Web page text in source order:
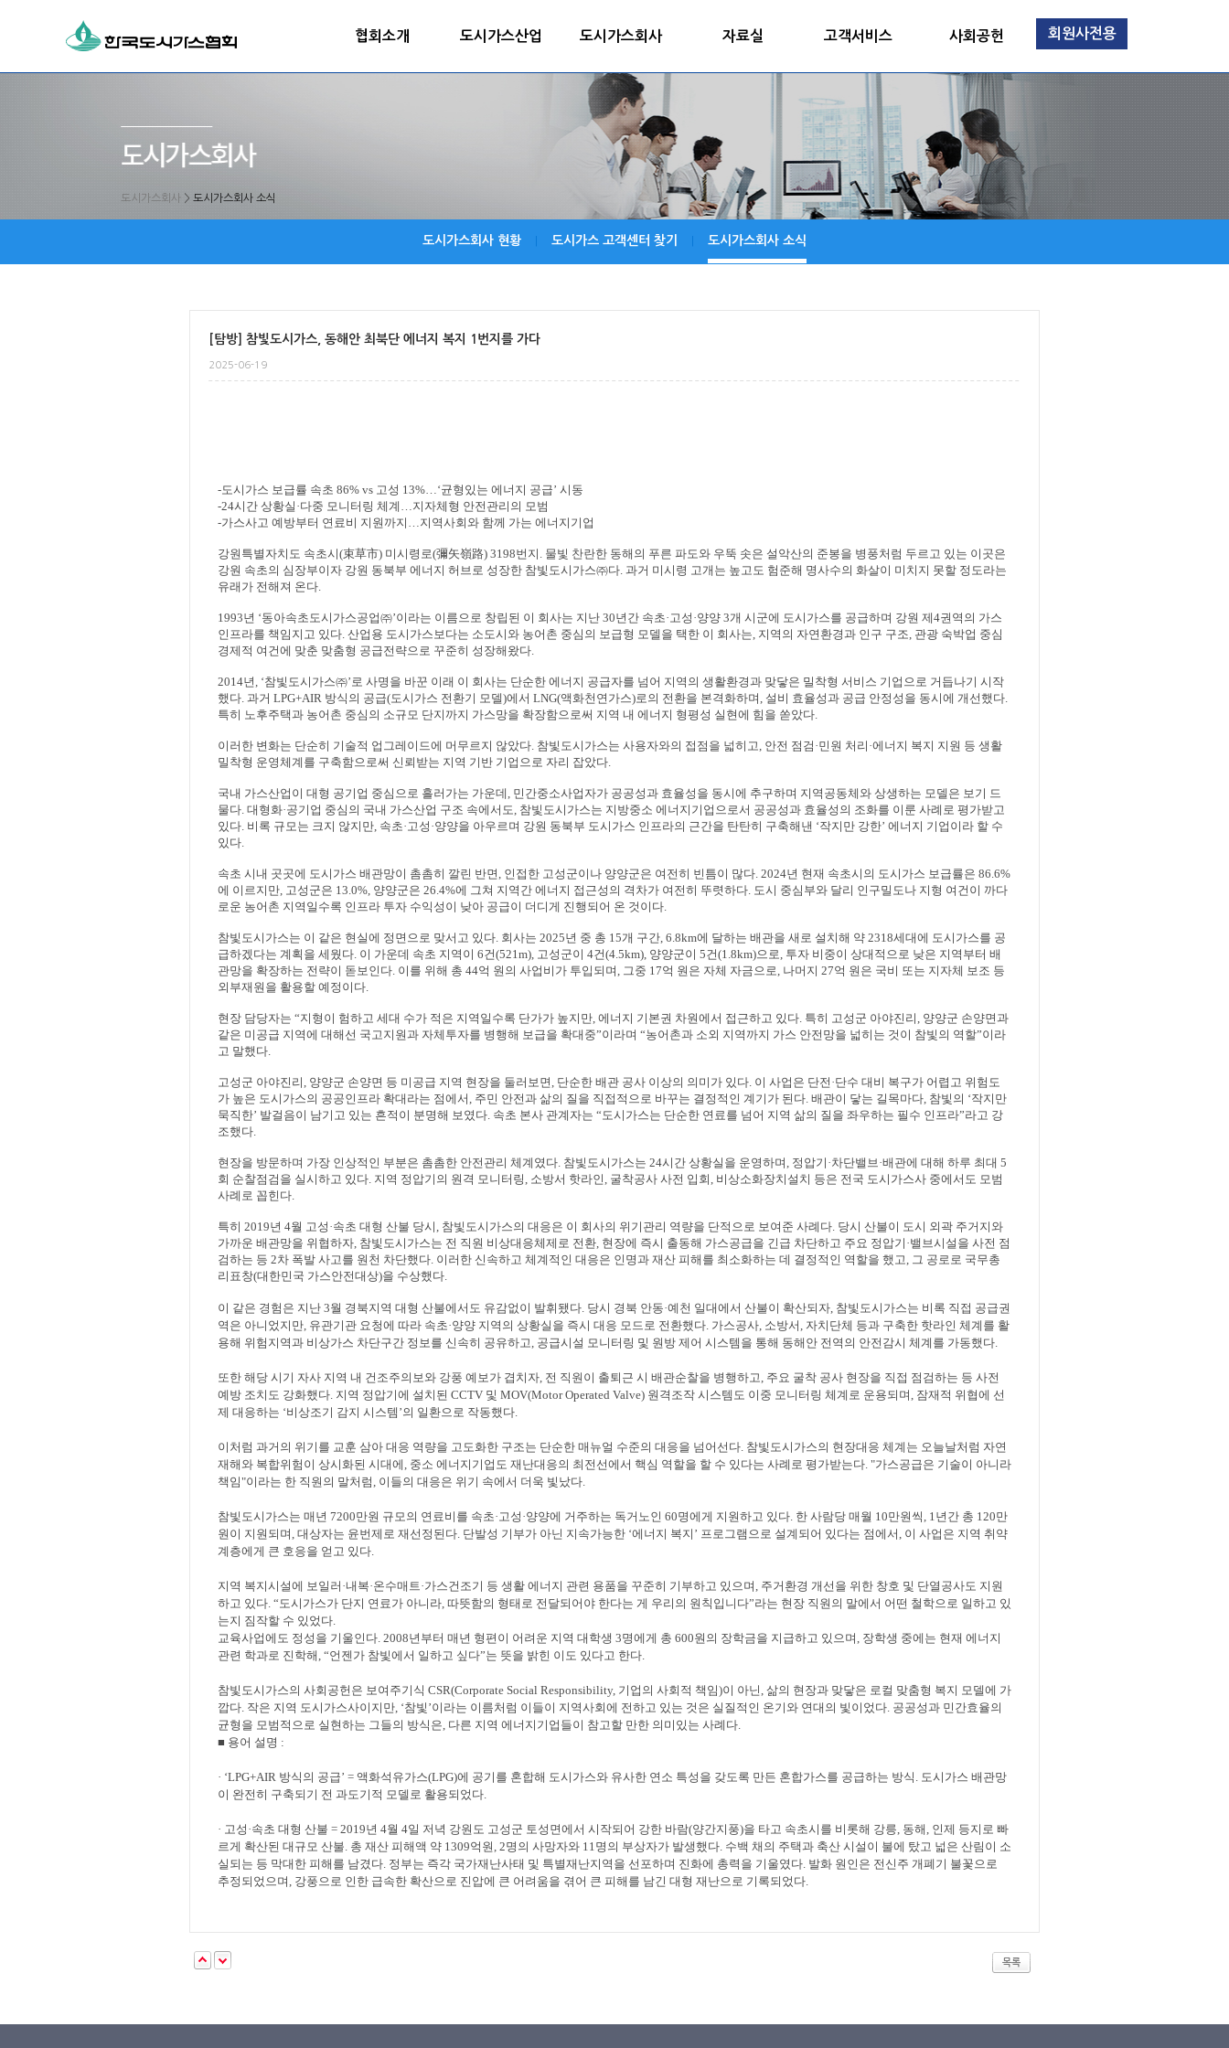
협회소개 도시가스산업 도시가스회사 자료실 고객서비스 사회공헌 회원사전용
도시가스회사 > 도시가스회사 소식
도시가스회사 현황 도시가스 고객센터 찾기 도시가스회사 소식
[탐방] 참빛도시가스, 동해안 최북단 에너지 복지 1번지를 가다
2025-06-19
-도시가스 보급률 속초 86% vs 고성 13%…‘균형있는 에너지 공급’ 시동
-24시간 상황실 ·다중 모니터링 체계 …지자체형 안전관리의 모범
-가스사고 예방부터 연료비 지원까지 …지역사회와 함께 가는 에너지기업
강원특별자치도 속초시(束草市) 미시령로(彌矢嶺路) 3198번지 . 물빛 찬란한 동해의 푸른 파도와 우뚝 솟은 설악산의 준봉을 병풍처럼 두르고 있는 이곳은
강원 속초의 심장부이자 강원 동북부 에너지 허브로 성장한 참빛도시가스㈜다. 과거 미시령 고개는 높고도 험준해 명사수의 화살이 미치지 못할 정도라는
유래가 전해져 온다.
1993년 ‘동아속초도시가스공업㈜’이라는 이름으로 창립된 이 회사는 지난 30년간 속초·고성 ·양양 3개 시군에 도시가스를 공급하며 강원 제4권역의 가스
인프라를 책임지고 있다. 산업용 도시가스보다는 소도시와 농어촌 중심의 보급형 모델을 택한 이 회사는, 지역의 자연환경과 인구 구조, 관광 숙박업 중심
경제적 여건에 맞춘 맞춤형 공급전략으로 꾸준히 성장해왔다.
2014년, ‘참빛도시가스㈜’로 사명을 바꾼 이래 이 회사는 단순한 에너지 공급자를 넘어 지역의 생활환경과 맞닿은 밀착형 서비스 기업으로 거듭나기 시작
했다. 과거 LPG+AIR 방식의 공급(도시가스 전환기 모델)에서 LNG(액화천연가스)로의 전환을 본격화하며, 설비 효율성과 공급 안정성을 동시에 개선했다.
특히 노후주택과 농어촌 중심의 소규모 단지까지 가스망을 확장함으로써 지역 내 에너지 형평성 실현에 힘을 쏟았다.
이러한 변화는 단순히 기술적 업그레이드에 머무르지 않았다. 참빛도시가스는 사용자와의 접점을 넓히고, 안전 점검 ·민원 처리 ·에너지 복지 지원 등 생활
밀착형 운영체계를 구축함으로써 신뢰받는 지역 기반 기업으로 자리 잡았다.
국내 가스산업이 대형 공기업 중심으로 흘러가는 가운데, 민간중소사업자가 공공성과 효율성을 동시에 추구하며 지역공동체와 상생하는 모델은 보기 드
물다. 대형화·공기업 중심의 국내 가스산업 구조 속에서도, 참빛도시가스는 지방중소 에너지기업으로서 공공성과 효율성의 조화를 이룬 사례로 평가받고
있다. 비록 규모는 크지 않지만, 속초·고성 ·양양을 아우르며 강원 동북부 도시가스 인프라의 근간을 탄탄히 구축해낸 ‘작지만 강한’ 에너지 기업이라 할 수
있다.
속초 시내 곳곳에 도시가스 배관망이 촘촘히 깔린 반면, 인접한 고성군이나 양양군은 여전히 빈틈이 많다. 2024년 현재 속초시의 도시가스 보급률은 86.6%
에 이르지만, 고성군은 13.0%, 양양군은 26.4%에 그쳐 지역간 에너지 접근성의 격차가 여전히 뚜렷하다. 도시 중심부와 달리 인구밀도나 지형 여건이 까다
로운 농어촌 지역일수록 인프라 투자 수익성이 낮아 공급이 더디게 진행되어 온 것이다.
참빛도시가스는 이 같은 현실에 정면으로 맞서고 있다. 회사는 2025년 중 총 15개 구간, 6.8km에 달하는 배관을 새로 설치해 약 2318세대에 도시가스를 공
급하겠다는 계획을 세웠다. 이 가운데 속초 지역이 6건(521m), 고성군이 4건(4.5km), 양양군이 5건(1.8km)으로, 투자 비중이 상대적으로 낮은 지역부터 배
관망을 확장하는 전략이 돋보인다. 이를 위해 총 44억 원의 사업비가 투입되며, 그중 17억 원은 자체 자금으로, 나머지 27억 원은 국비 또는 지자체 보조 등
외부재원을 활용할 예정이다.
현장 담당자는 “지형이 험하고 세대 수가 적은 지역일수록 단가가 높지만, 에너지 기본권 차원에서 접근하고 있다. 특히 고성군 아야진리, 양양군 손양면과
같은 미공급 지역에 대해선 국고지원과 자체투자를 병행해 보급을 확대중”이라며 “농어촌과 소외 지역까지 가스 안전망을 넓히는 것이 참빛의 역할”이라
고 말했다.
고성군 아야진리, 양양군 손양면 등 미공급 지역 현장을 둘러보면, 단순한 배관 공사 이상의 의미가 있다. 이 사업은 단전 ·단수 대비 복구가 어렵고 위험도
가 높은 도시가스의 공공인프라 확대라는 점에서, 주민 안전과 삶의 질을 직접적으로 바꾸는 결정적인 계기가 된다. 배관이 닿는 길목마다, 참빛의 ‘작지만
묵직한’ 발걸음이 남기고 있는 흔적이 분명해 보였다. 속초 본사 관계자는 “도시가스는 단순한 연료를 넘어 지역 삶의 질을 좌우하는 필수 인프라”라고 강
조했다.
현장을 방문하며 가장 인상적인 부분은 촘촘한 안전관리 체계였다. 참빛도시가스는 24시간 상황실을 운영하며, 정압기 ·차단밸브·배관에 대해 하루 최대 5
회 순찰점검을 실시하고 있다. 지역 정압기의 원격 모니터링, 소방서 핫라인, 굴착공사 사전 입회, 비상소화장치설치 등은 전국 도시가스사 중에서도 모범
사례로 꼽힌다.
특히 2019년 4월 고성 ·속초 대형 산불 당시, 참빛도시가스의 대응은 이 회사의 위기관리 역량을 단적으로 보여준 사례다. 당시 산불이 도시 외곽 주거지와
가까운 배관망을 위협하자, 참빛도시가스는 전 직원 비상대응체제로 전환, 현장에 즉시 출동해 가스공급을 긴급 차단하고 주요 정압기 ·밸브시설을 사전 점
검하는 등 2차 폭발 사고를 원천 차단했다. 이러한 신속하고 체계적인 대응은 인명과 재산 피해를 최소화하는 데 결정적인 역할을 했고, 그 공로로 국무총
리표창(대한민국 가스안전대상)을 수상했다.
이 같은 경험은 지난 3월 경북지역 대형 산불에서도 유감없이 발휘됐다. 당시 경북 안동·예천 일대에서 산불이 확산되자, 참빛도시가스는 비록 직접 공급권
역은 아니었지만, 유관기관 요청에 따라 속초·양양 지역의 상황실을 즉시 대응 모드로 전환했다. 가스공사, 소방서, 자치단체 등과 구축한 핫라인 체계를 활
용해 위험지역과 비상가스 차단구간 정보를 신속히 공유하고, 공급시설 모니터링 및 원방 제어 시스템을 통해 동해안 전역의 안전감시 체계를 가동했다.
또한 해당 시기 자사 지역 내 건조주의보와 강풍 예보가 겹치자, 전 직원이 출퇴근 시 배관순찰을 병행하고, 주요 굴착 공사 현장을 직접 점검하는 등 사전
예방 조치도 강화했다. 지역 정압기에 설치된 CCTV 및 MOV(Motor Operated Valve) 원격조작 시스템도 이중 모니터링 체계로 운용되며, 잠재적 위협에 선
제 대응하는 ‘비상조기 감지 시스템 ’의 일환으로 작동했다.
이처럼 과거의 위기를 교훈 삼아 대응 역량을 고도화한 구조는 단순한 매뉴얼 수준의 대응을 넘어선다. 참빛도시가스의 현장대응 체계는 오늘날처럼 자연
재해와 복합위험이 상시화된 시대에, 중소 에너지기업도 재난대응의 최전선에서 핵심 역할을 할 수 있다는 사례로 평가받는다. "가스공급은 기술이 아니라
책임 "이라는 한 직원의 말처럼, 이들의 대응은 위기 속에서 더욱 빛났다.
참빛도시가스는 매년 7200만원 규모의 연료비를 속초·고성 ·양양에 거주하는 독거노인 60명에게 지원하고 있다. 한 사람당 매월 10만원씩, 1년간 총 120만
원이 지원되며, 대상자는 윤번제로 재선정된다. 단발성 기부가 아닌 지속가능한 ‘에너지 복지 ’ 프로그램으로 설계되어 있다는 점에서, 이 사업은 지역 취약
계층에게 큰 호응을 얻고 있다.
지역 복지시설에 보일러 ·내복·온수매트·가스건조기 등 생활 에너지 관련 용품을 꾸준히 기부하고 있으며, 주거환경 개선을 위한 창호 및 단열공사도 지원
하고 있다. “도시가스가 단지 연료가 아니라, 따뜻함의 형태로 전달되어야 한다는 게 우리의 원칙입니다”라는 현장 직원의 말에서 어떤 철학으로 일하고 있
는지 짐작할 수 있었다.
교육사업에도 정성을 기울인다. 2008년부터 매년 형편이 어려운 지역 대학생 3명에게 총 600원의 장학금을 지급하고 있으며, 장학생 중에는 현재 에너지
관련 학과로 진학해, “언젠가 참빛에서 일하고 싶다”는 뜻을 밝힌 이도 있다고 한다.
참빛도시가스의 사회공헌은 보여주기식 CSR(Corporate Social Responsibility, 기업의 사회적 책임)이 아닌, 삶의 현장과 맞닿은 로컬 맞춤형 복지 모델에 가
깝다. 작은 지역 도시가스사이지만, ‘참빛 ’이라는 이름처럼 이들이 지역사회에 전하고 있는 것은 실질적인 온기와 연대의 빛이었다. 공공성과 민간효율의
균형을 모범적으로 실현하는 그들의 방식은, 다른 지역 에너지기업들이 참고할 만한 의미있는 사례다.
■ 용어 설명 :
· ‘LPG+AIR 방식의 공급’ = 액화석유가스(LPG)에 공기를 혼합해 도시가스와 유사한 연소 특성을 갖도록 만든 혼합가스를 공급하는 방식 . 도시가스 배관망
이 완전히 구축되기 전 과도기적 모델로 활용되었다.
· 고성 ·속초 대형 산불 = 2019년 4월 4일 저녁 강원도 고성군 토성면에서 시작되어 강한 바람(양간지풍)을 타고 속초시를 비롯해 강릉, 동해, 인제 등지로 빠
르게 확산된 대규모 산불. 총 재산 피해액 약 1309억원, 2명의 사망자와 11명의 부상자가 발생했다. 수백 채의 주택과 축산 시설이 불에 탔고 넓은 산림이 소
실되는 등 막대한 피해를 남겼다. 정부는 즉각 국가재난사태 및 특별재난지역을 선포하며 진화에 총력을 기울였다. 발화 원인은 전신주 개폐기 불꽃으로
추정되었으며, 강풍으로 인한 급속한 확산으로 진압에 큰 어려움을 겪어 큰 피해를 남긴 대형 재난으로 기록되었다.
목록